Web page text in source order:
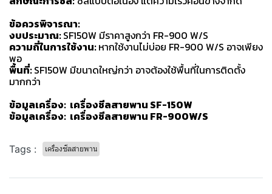
ข้อควรพิจารณา:
งบประมาณ:SF150W มีราคาสูงกว่า FR-900 W/S
ความถี่ในการใช้งาน:หากใช้งานไม่บ่อย FR-900 W/S อาจเพียง
พอ
พื้นที่:SF150W มีขนาดใหญ่กว่า อาจต้องใช้พื้นที่ในการติดตั้ง
มากกว่า
ข้อมูลเครื่อง: เครื่องซีลสายพาน SF-150W
ข้อมูลเครื่อง: เครื่องซีลสายพาน FR-900W/S
Tags : เครื่องซีลสายพาน